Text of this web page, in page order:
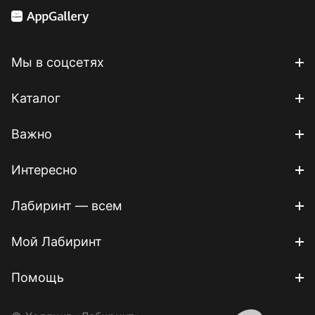
Мы в соцсетях
Каталог
Важно
Интересно
Лабиринт — всем
Мой Лабиринт
Помощь